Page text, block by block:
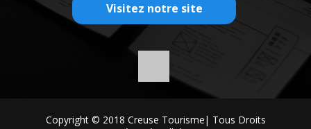
Visitez notre site
Copyright © 2018 Creuse Tourisme| Tous Droits